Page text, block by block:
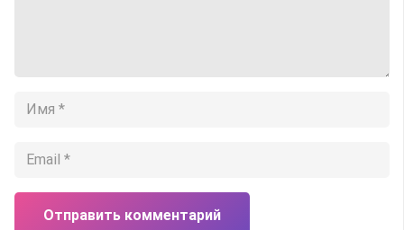
Отправить комментарий